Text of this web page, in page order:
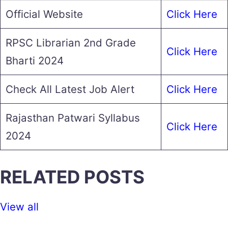
Official Website Click Here
RPSC Librarian 2nd Grade
Bharti 2024
Click Here
Check All Latest Job Alert Click Here
Rajasthan Patwari Syllabus
2024
Click Here
RELATED POSTS
View all